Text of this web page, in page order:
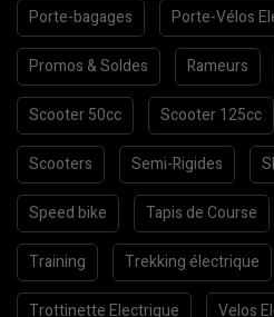
Porte-bagages Porte-Vélos
Promos & Soldes Rameurs
Scooter 50cc Scooter 125cc
Scooters Semi-Rigides
Speed bike Tapis de Course
Training Trekking électrique
Trottinette Electrique Velos